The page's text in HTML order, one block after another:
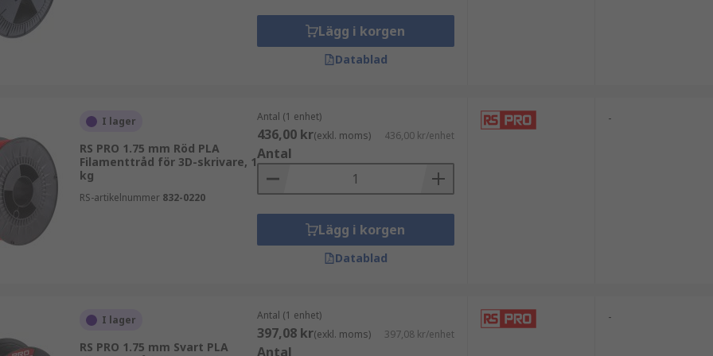
med att använda PLA framför ABS är dess biologiskt nedbrytbara egenskaper, men det kan
de enklaste materialen att skriva ut med men kan ha en tendens att krympa efter utskrift.
är dess livsmedelssäkra egenskaper, tillsammans med god kemisk resistens. Detta
bästa utskriftsresultat, skriv ut vid 75-90ºC.
(epoxihartser), polykarbonat, HDPE, metallfilament, kolfiberblandning.
såsom:
Lägg i korgen
Datablad
I lager
RS PRO 1.75 mm Röd PLA
Filamenttråd för 3D-skrivare, 1
kg
RS-artikelnummer 832-0220
Antal (1 enhet)
436,00 kr(exkl. moms) 436,00 kr/enhet
Antal
Lägg i korgen
Datablad
-
I lager
RS PRO 1.75 mm Svart PLA
Antal (1 enhet)
397,08 kr(exkl. moms) 397,08 kr/enhet
Antal
-